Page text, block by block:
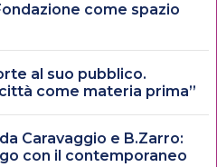
come spazio
al suo pubblico.
come materia prima”
Caravaggio e B.Zarro:
con il contemporaneo